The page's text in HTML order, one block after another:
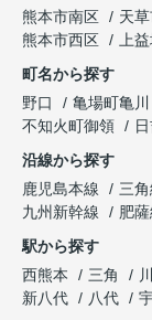
熊本市南区
天
熊本市西区
上
町名から探す
野口
亀場町亀川
不知火町御領
沿線から探す
鹿児島本線
三
九州新幹線
肥
駅から探す
西熊本
三角
新八代
八代